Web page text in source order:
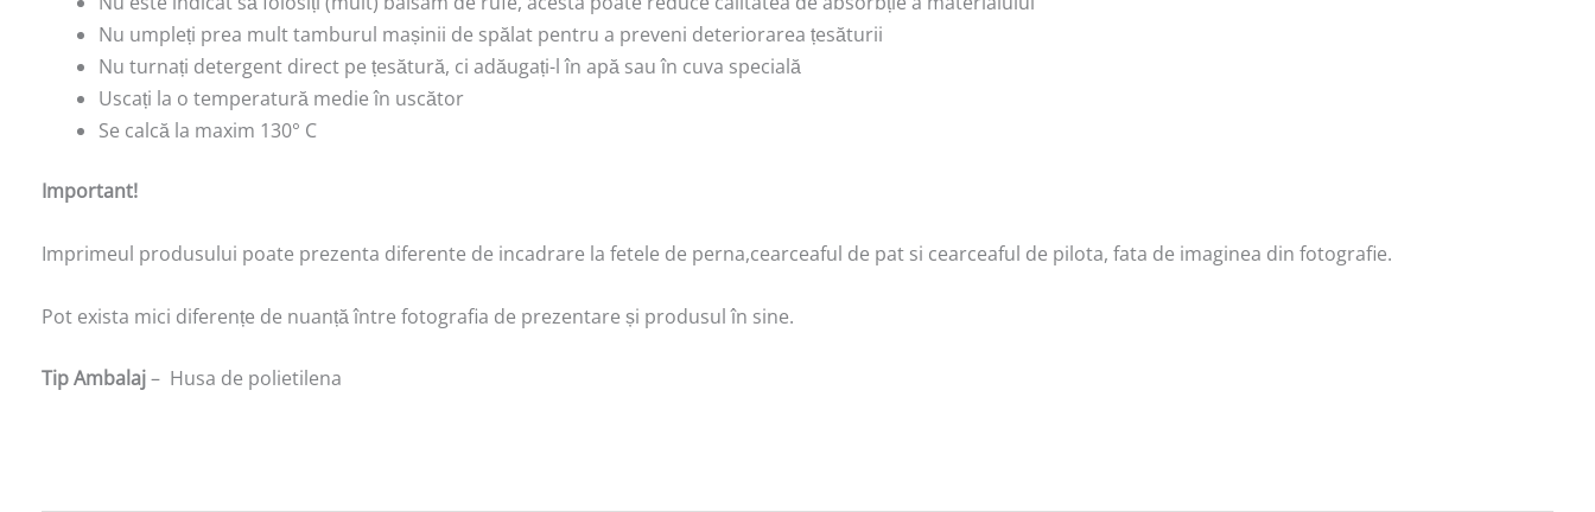
Nu umpleți prea mult tamburul mașinii de spălat pentru a preveni deteriorarea țesăturii
Nu turnați detergent direct pe țesătură, ci adăugați-l în apă sau în cuva specială
Uscați la o temperatură medie în uscător
Se calcă la maxim 130° C
Important!
Imprimeul produsului poate prezenta diferente de incadrare la fetele de perna,cearceaful de pat si cearceaful de pilota, fata de imaginea din fotografie.
Pot exista mici diferențe de nuanță între fotografia de prezentare și produsul în sine.
Tip Ambalaj– Husa de polietilena